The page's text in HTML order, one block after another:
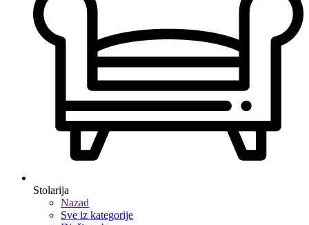
Stolarija
Nazad
Sve iz kategorije